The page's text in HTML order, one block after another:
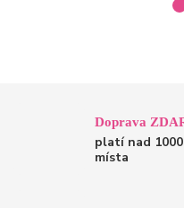
Doprava
platí nad
místa